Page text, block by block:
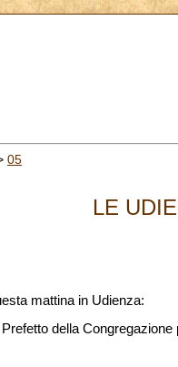
05
LE
mattina in Udienza:
della Congregazione